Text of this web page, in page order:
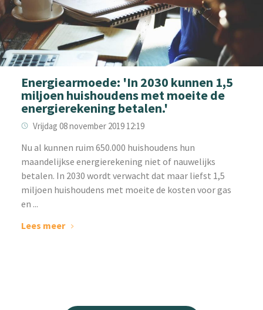
Energiearmoede: 'In 2030 kunnen 1,5
miljoen huishoudens met moeite de
energierekening betalen.'
Vrijdag 08 november 2019 12:19
Nu al kunnen ruim 650.000 huishoudens hun
maandelijkse energierekening niet of nauwelijks
betalen. In 2030 wordt verwacht dat maar liefst 1,5
miljoen huishoudens met moeite de kosten voor gas
en ...
Lees meer